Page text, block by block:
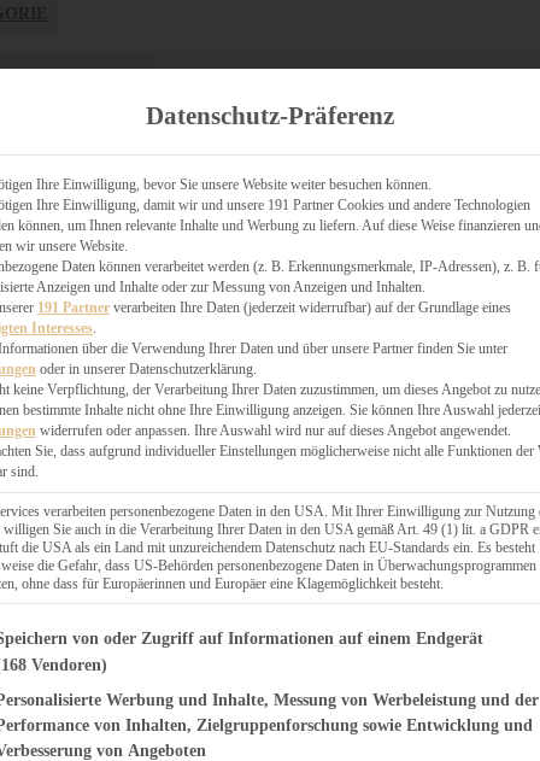
KÄSEKUCHEN
Datenschutz-Präferenz
Ihre Einwilligung, bevor Sie unsere Website weiter besuchen können.
Ihre Einwilligung, damit wir und unsere 191 Partner Cookies und andere Technologien
können, um Ihnen relevante Inhalte und Werbung zu liefern. Auf diese Weise finanzieren
wir unsere Website.
Daten können verarbeitet werden (z. B. Erkennungsmerkmale, IP-Adressen), z. B.
Anzeigen und Inhalte oder zur Messung von Anzeigen und Inhalten.
191 Partner verarbeiten Ihre Daten (jederzeit widerrufbar) auf der Grundlage eines
Interesses.
über die Verwendung Ihrer Daten und über unsere Partner finden Sie unter
oder in unserer Datenschutzerklärung.
keine Verpflichtung, der Verarbeitung Ihrer Daten zuzustimmen, um dieses Angebot zu
bestimmte Inhalte nicht ohne Ihre Einwilligung anzeigen. Sie können Ihre Auswahl
widerrufen oder anpassen. Ihre Auswahl wird nur auf dieses Angebot angewendet.
Sie, dass aufgrund individueller Einstellungen möglicherweise nicht alle Funktionen der
sind.
verarbeiten personenbezogene Daten in den USA. Mit Ihrer Einwilligung zur Nutzung
willigen Sie auch in die Verarbeitung Ihrer Daten in den USA gemäß Art. 49 (1) lit. a GDPR
die USA als ein Land mit unzureichendem Datenschutz nach EU-Standards ein. Es besteht
die Gefahr, dass US-Behörden personenbezogene Daten in Überwachungsprogrammen
ohne dass für Europäerinnen und Europäer eine Klagemöglichkeit besteht.
finden Sie eine Liste der Zwecke des IAB Transparency and
von oder Zugriff auf Informationen auf einem Endgerät
Vendoren)
Werbung und Inhalte, Messung von Werbeleistung und der
von Inhalten, Zielgruppenforschung sowie Entwicklung und
von Angeboten